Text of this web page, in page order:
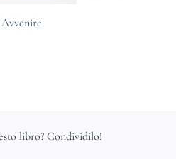
libro? Condividilo!